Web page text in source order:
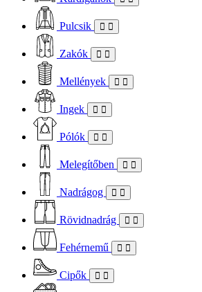
Pulcsik
Zakók
Mellények
Ingek
Pólók
Melegítőben
Nadrágog
Rövidnadrág
Fehérnemű
Cipők